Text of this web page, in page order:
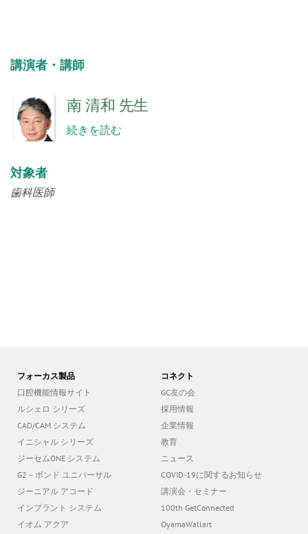
講演者・講師
南 清和 先生
続きを読む
対象者
歯科医師
フォーカス製品
口腔機能情報サイト
ルシェロ シリーズ
CAD/CAM システム
イニシャル シリーズ
ジーセムONE システム
G2－ボンド ユニバーサル
ジーニアル アコード
インプラント システム
イオム アクア
コネクト
GC友の会
採用情報
企業情報
教育
ニュース
COVID-19に関するお知らせ
講演会・セミナー
100th GetConnected
OyamaWallart